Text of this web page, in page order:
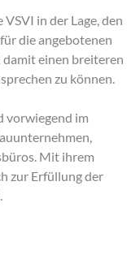
in der Lage, den
die angebotenen
einen breiteren
zu können.
vorwiegend im
Mit ihrem
zur Erfüllung der